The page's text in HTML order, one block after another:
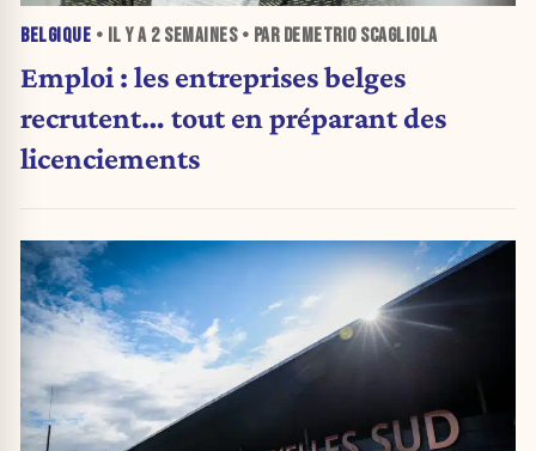
BELGIQUE • IL Y A 2 SEMAINES• PAR DEMETRIO SCAGLIOLA
Emploi : les entreprises belges
recrutent… tout en préparant des
licenciements